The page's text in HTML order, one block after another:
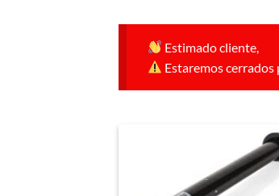
Estimado cliente,
Estaremos cerrados